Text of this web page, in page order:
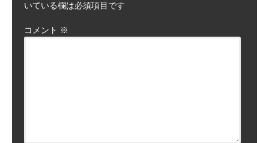
いている欄は必須項目です
コメント ※